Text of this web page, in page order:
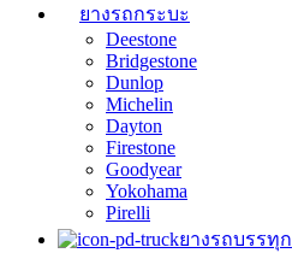
ยางรถกระบะ
Deestone
Bridgestone
Dunlop
Michelin
Dayton
Firestone
Goodyear
Yokohama
Pirelli
ยางรถบรรทุก